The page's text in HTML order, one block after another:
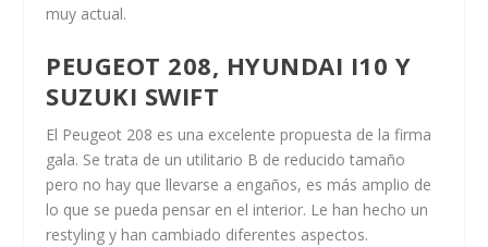
muy actual.
PEUGEOT 208, HYUNDAI I10 Y
SUZUKI SWIFT
El Peugeot 208 es una excelente propuesta de la firma
gala. Se trata de un utilitario B de reducido tamaño
pero no hay que llevarse a engaños, es más amplio de
lo que se pueda pensar en el interior. Le han hecho un
restyling y han cambiado diferentes aspectos.